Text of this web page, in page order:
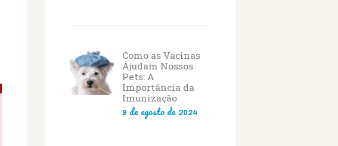
Como as Vacinas
Ajudam Nossos
Pets: A
Importância da
Imunização
9 de agosto de 2024